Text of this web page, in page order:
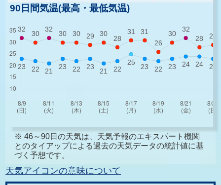
90日間気温(最高・最低気温)
※ 46～90日の天気は、天気予報のエキスパート機関
とのタイアップによる過去の天気データの統計値に基
づく予想です。
天気アイコンの意味について